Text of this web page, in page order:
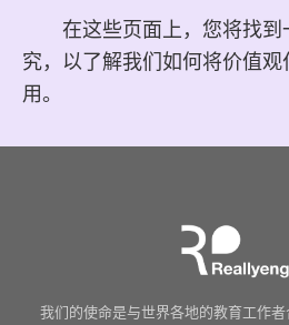
在这些页面上，您将找
究，以了解我们如何将价值
用。
我们的使命是与世界各地的教育工作